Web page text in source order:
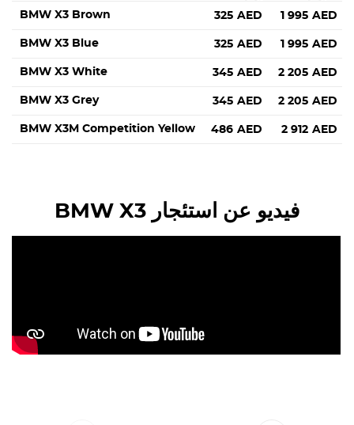
BMW X3 Brown 325 AED 1 995 AED
BMW X3 Blue 325 AED 1 995 AED
BMW X3 White 345 AED 2 205 AED
BMW X3 Grey 345 AED 2 205 AED
BMW X3M Competition Yellow 486 AED 2 912 AED
فيديو عن استئجار BMW X3